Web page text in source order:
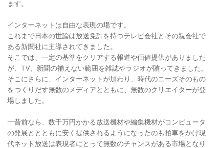
ます。
インターネットは自由な表現の場です。
これまで日本の世論は放送免許を持つテレビ会社とその親会社で
ある新聞社に主導されてきました。
そこでは、一定の基準をクリアする報道や価値提供がありました
が、TV、新聞の補えない範囲を雑誌やラジオが賄ってきました。
そこにさらに、インターネットが加わり、時代のニーズそのもの
をつくりだす無数のメディアとともに、無数のクリエイターが登
場しました。
一昔前なら、数千万円かかる放送機材や編集機材がコンピュータ
の発展ととともに安く提供されるようになったのも拍車をかけ現
代ネット放送は表現者にとって無数のチャンスがある市場となり